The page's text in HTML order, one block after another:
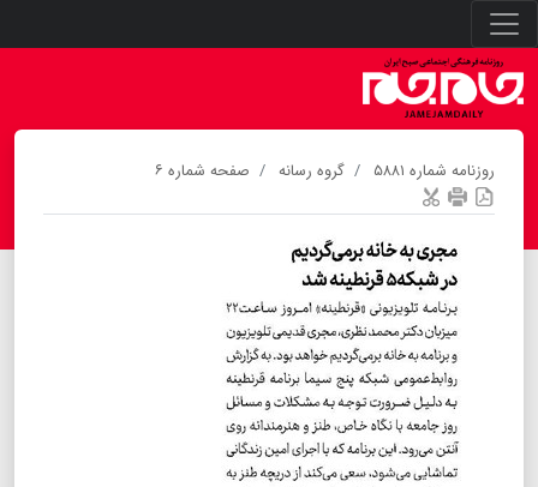
روزنامه شماره ۵۸۸۱ گروه رسانه صفحه شماره ۶